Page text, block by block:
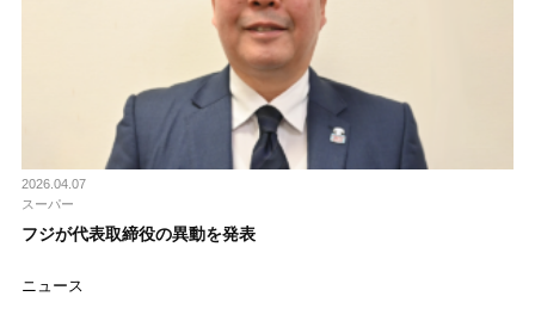
2026.04.07
スーパー
フジが代表取締役の異動を発表
ニュース